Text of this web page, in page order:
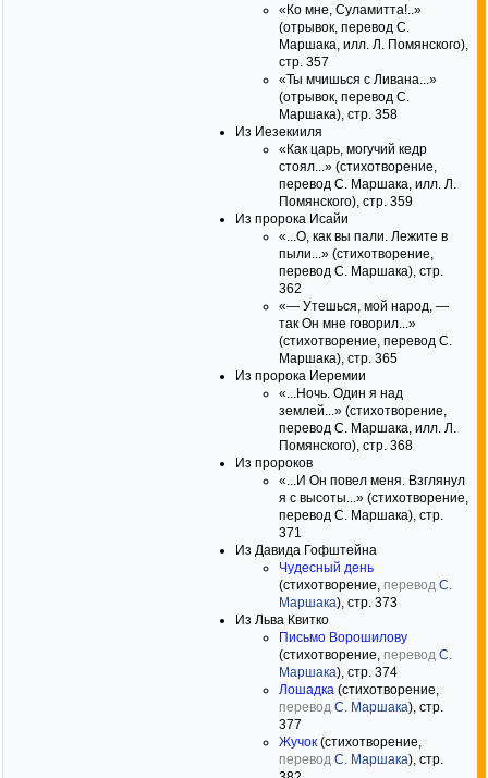
«Ко мне, Суламитта!..»
(отрывок, перевод С.
Маршака, илл. Л. Помянского),
стр. 357
«Ты мчишься с Ливана...»
(отрывок, перевод С.
Маршака), стр. 358
Из Иезекииля
«Как царь, могучий кедр
стоял...» (стихотворение,
перевод С. Маршака, илл. Л.
Помянского), стр. 359
Из пророка Исайи
«...О, как вы пали. Лежите в
пыли...» (стихотворение,
перевод С. Маршака), стр.
362
«— Утешься, мой народ, —
так Он мне говорил...»
(стихотворение, перевод С.
Маршака), стр. 365
Из пророка Иеремии
«...Ночь. Один я над
землей...» (стихотворение,
перевод С. Маршака, илл. Л.
Помянского), стр. 368
Из пророков
«...И Он повел меня. Взглянул
я с высоты...» (стихотворение,
перевод С. Маршака), стр.
371
Из Давида Гофштейна
Чудесный день
(стихотворение, перевод С.
Маршака), стр. 373
Из Льва Квитко
Письмо Ворошилову
(стихотворение, перевод С.
Маршака), стр. 374
Лошадка (стихотворение,
перевод С. Маршака), стр.
377
Жучок (стихотворение,
перевод С. Маршака), стр.